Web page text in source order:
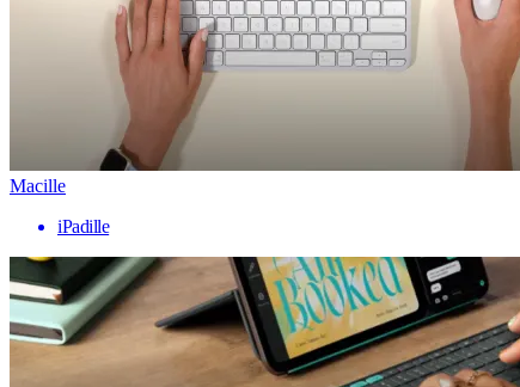
Macille
iPadille